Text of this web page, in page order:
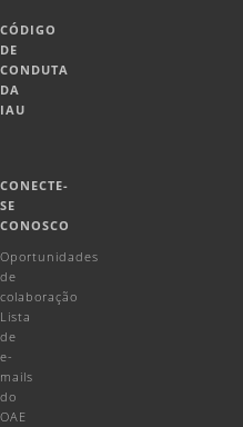
CÓDIGO
DE
CONDUTA
DA
IAU
CONECTE-
SE
CONOSCO
Oportunidades
de
colaboração
Lista
de
e-
mails
do
OAE